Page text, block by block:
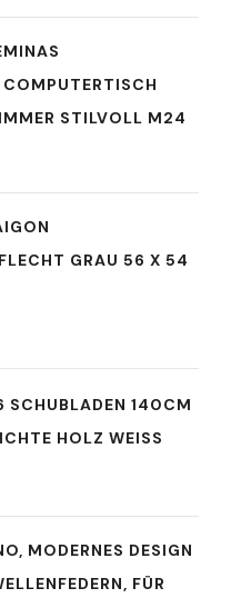
STILVOLL M24
P
GRAU 56 X 54 X
SCHUBLADEN 140CM
HOLZ WEISS
MODERNES DESIGN
FÜR